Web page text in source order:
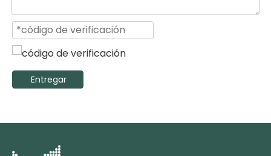
Entregar